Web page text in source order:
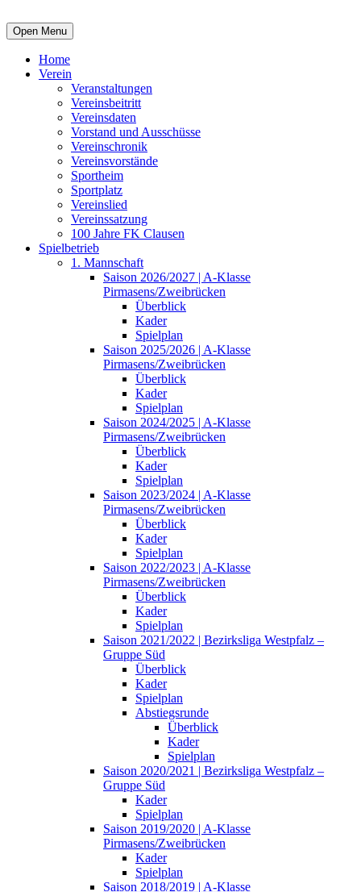
Open Menu
Home
Verein
Veranstaltungen
Vereinsbeitritt
Vereinsdaten
Vorstand und Ausschüsse
Vereinschronik
Vereinsvorstände
Sportheim
Sportplatz
Vereinslied
Vereinssatzung
100 Jahre FK Clausen
Spielbetrieb
1. Mannschaft
Saison 2026/2027 | A-Klasse
Pirmasens/Zweibrücken
Überblick
Kader
Spielplan
Saison 2025/2026 | A-Klasse
Pirmasens/Zweibrücken
Überblick
Kader
Spielplan
Saison 2024/2025 | A-Klasse
Pirmasens/Zweibrücken
Überblick
Kader
Spielplan
Saison 2023/2024 | A-Klasse
Pirmasens/Zweibrücken
Überblick
Kader
Spielplan
Saison 2022/2023 | A-Klasse
Pirmasens/Zweibrücken
Überblick
Kader
Spielplan
Saison 2021/2022 | Bezirksliga Westpfalz –
Gruppe Süd
Überblick
Kader
Spielplan
Abstiegsrunde
Überblick
Kader
Spielplan
Saison 2020/2021 | Bezirksliga Westpfalz –
Gruppe Süd
Kader
Spielplan
Saison 2019/2020 | A-Klasse
Pirmasens/Zweibrücken
Kader
Spielplan
Saison 2018/2019 | A-Klasse